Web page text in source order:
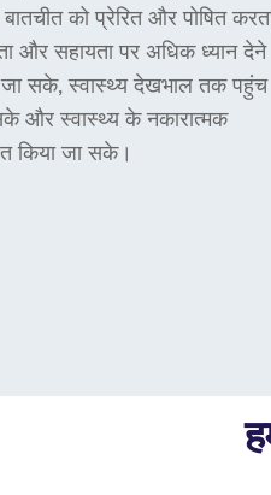
को प्रेरित और पोषित
और सहायता पर अधिक ध्यान देने
जा सके, स्वास्थ्य देखभाल तक पहुंच
और स्वास्थ्य के नकारात्मक
किया जा सके।